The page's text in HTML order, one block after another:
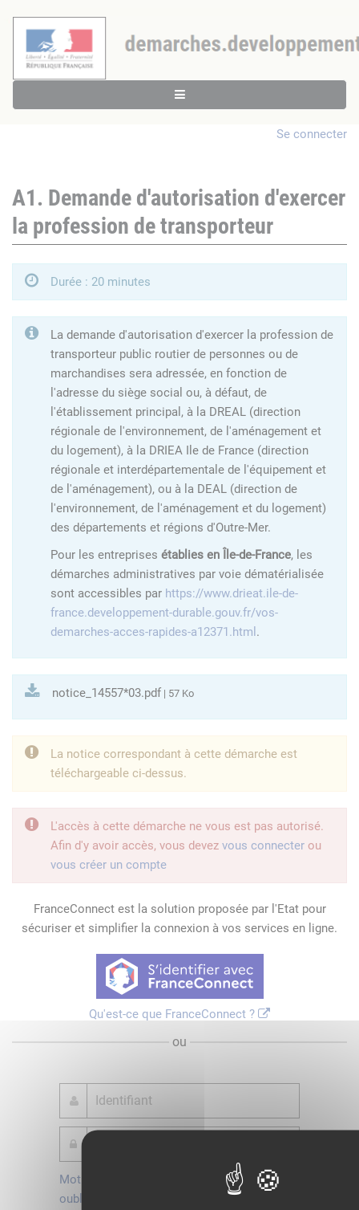
Se connecter
A1. Demande d'autorisation d'exercer
la profession de transporteur
Durée : 20 minutes
La demande d'autorisation d'exercer la profession de
transporteur public routier de personnes ou de
marchandises sera adressée, en fonction de
l'adresse du siège social ou, à défaut, de
l'établissement principal, à la DREAL (direction
régionale de l'environnement, de l'aménagement et
du logement), à la DRIEA Ile de France (direction
régionale et interdépartementale de l'équipement et
de l'aménagement), ou à la DEAL (direction de
l'environnement, de l'aménagement et du logement)
des départements et régions d'Outre-Mer.
Pour les entreprises établies en Île-de-France, les
démarches administratives par voie dématérialisée
sont accessibles par https://www.drieat.ile-de-
france.developpement-durable.gouv.fr/vos-
demarches-acces-rapides-a12371.html .
notice_14557*03.pdf | 57 Ko
La notice correspondant à cette démarche est
téléchargeable ci-dessus.
L'accès à cette démarche ne vous est pas autorisé.
Afin d'y avoir accès, vous devez vous connecter ou
vous créer un compte
FranceConnect est la solution proposée par l'Etat pour
sécuriser et simplifier la connexion à vos services en ligne.
Qu'est-ce que FranceConnect ?
ou
Mot de passe
oublié ?
Je crée mon
compte